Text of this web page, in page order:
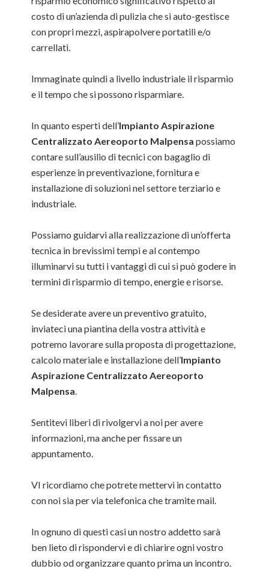
costo di un’azienda di pulizia che si auto-gestisce
con propri mezzi, aspirapolvere portatili e/o
carrellati.
Immaginate quindi a livello industriale il risparmio
e il tempo che si possono risparmiare.
In quanto esperti dell’Impianto Aspirazione
Centralizzato Aereoporto Malpensa possiamo
contare sull’ausilio di tecnici con bagaglio di
esperienze in preventivazione, fornitura e
installazione di soluzioni nel settore terziario e
industriale.
Possiamo guidarvi alla realizzazione di un’offerta
tecnica in brevissimi tempi e al contempo
illuminarvi su tutti i vantaggi di cui si può godere in
termini di risparmio di tempo, energie e risorse.
Se desiderate avere un preventivo gratuito,
inviateci una piantina della vostra attività e
potremo lavorare sulla proposta di progettazione,
calcolo materiale e installazione dell’Impianto
Aspirazione Centralizzato Aereoporto
Malpensa.
Sentitevi liberi di rivolgervi a noi per avere
informazioni, ma anche per fissare un
appuntamento.
VI ricordiamo che potrete mettervi in contatto
con noi sia per via telefonica che tramite mail.
In ognuno di questi casi un nostro addetto sarà
ben lieto di rispondervi e di chiarire ogni vostro
dubbio od organizzare quanto prima un incontro.